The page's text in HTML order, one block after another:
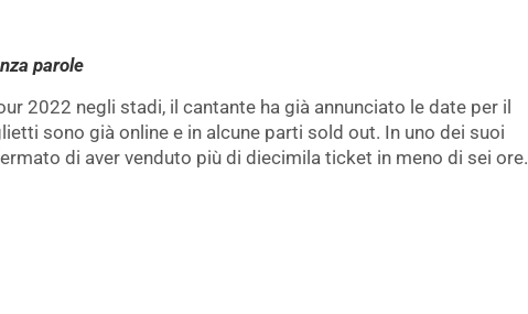
parole
2022 negli stadi, il cantante ha già annunciato le date per il
sono già online e in alcune parti sold out. In uno dei suoi
di aver venduto più di diecimila ticket in meno di sei ore.